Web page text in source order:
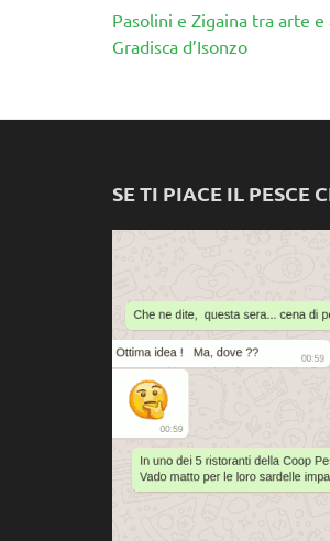
Navigazione
articoli
Pasolini e Zigaina tra arte
Gradisca d’Isonzo
SE TI PIACE IL PESCE